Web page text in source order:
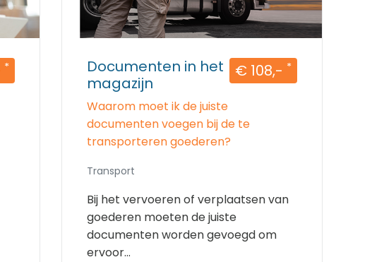
*
Documenten in het
magazijn
€ 108,- *
Waarom moet ik de juiste
documenten voegen bij de te
transporteren goederen?
Transport
Bij het vervoeren of verplaatsen van
goederen moeten de juiste
documenten worden gevoegd om
ervoor...